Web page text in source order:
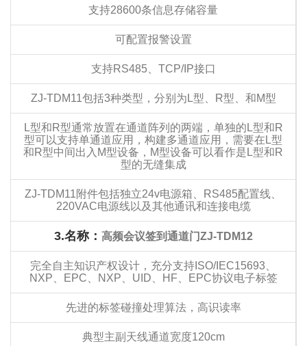
支持28600条信息存储容量
可配置报警设置
支持RS485、TCP/IP接口
ZJ-TDM11包括3种类型，分别为L型、R型、和M型
L型和R型通常放置在通道阵列的两端，单独的L型和R
型可以支持单通道应用，构建多通道应用，需要在L型
和R型中间出入M型设备，M型设备可以看作是L型和R
型的无缝集成
ZJ-TDM11附件包括独立24v电源箱、RS485配置线、
220VAC电源线以及其他通讯和连接电缆
3.名称： 高频会议签到通道门ZJ-TDM12
完全自主知识产权设计，充分支持ISO/IEC15693、
NXP、EPC、NXP、UID、HF、EPC协议电子标签
先进的标签碰撞处理算法，高识读率
典型主副天线通道宽度120cm